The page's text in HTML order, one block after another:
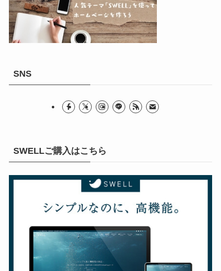
SNS
SWELLご購入はこちら